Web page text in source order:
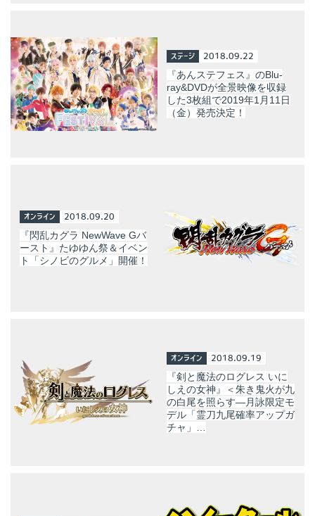
ステージ 2018.09.22
『あんステフェス』のBlu-
ray&DVDが全景映像を収録
した3枚組で2019年1月11日
（金）発売決定！
オンライン 2018.09.20
『閃乱カグラ NewWave Gバ
ースト』たゆゆん祭＆イベン
ト「シノビのグルメ」開催！
オンライン 2018.09.19
『剣と魔法のログレス いに
しえの女神』＜朱き鬼火が九
の白尾を照らす―月詠限定モ
デル「霊刀九尾確率アップガ
チャ」…